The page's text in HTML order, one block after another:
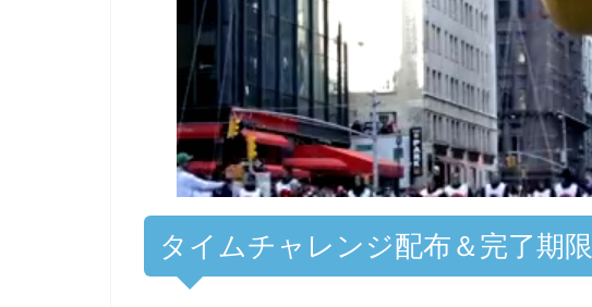
00:00/01:00 [ TRUVID ] POKEMON
タイムチャレンジ配布＆完了期限